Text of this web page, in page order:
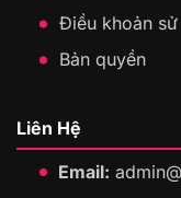
Điều khoản
Bản quyền
Liên Hệ
Email: